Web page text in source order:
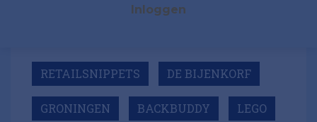
Inloggen
RETAILSNIPPETS DE BIJENKORF
GRONINGEN BACKBUDDY LEGO